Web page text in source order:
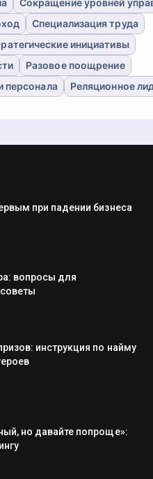
Специализация труда
инициативы
Разовое поощрение
персонала
Реляционное
при падении бизнеса
вопросы для
инструкция по найму
но давайте попроще»: